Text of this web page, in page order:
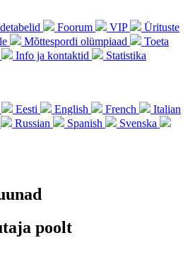
Foorum VIP
Ürituste
Mõttespordi olümpiaad
Toeta
Info ja kontaktid
Statistika
Eesti English French
Italian
Russian Spanish
Svenska
poolt